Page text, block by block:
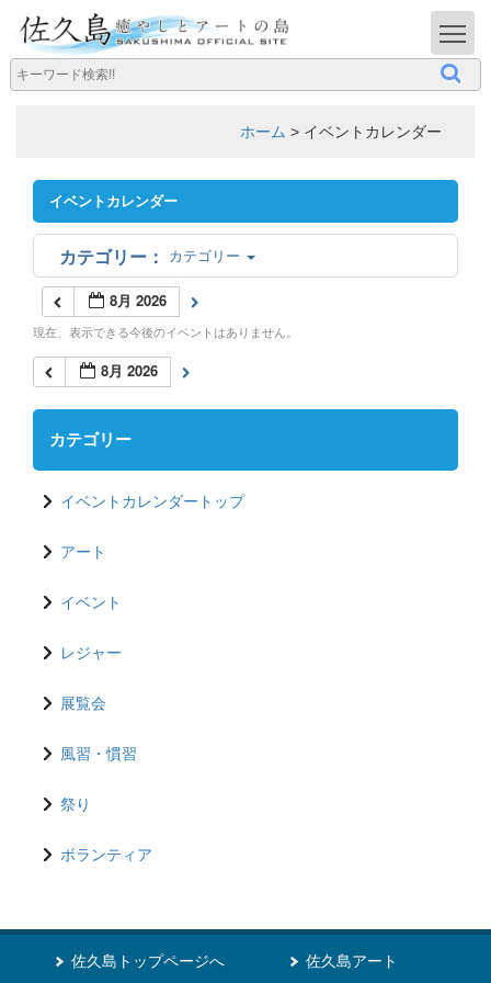
ホーム > イベントカレンダー
イベントカレンダー
カテゴリー
8月 2026
現在、表示できる今後のイベントはありません。
8月 2026
カテゴリー
イベントカレンダートップ
アート
イベント
レジャー
展覧会
風習・慣習
祭り
ボランティア
佐久島トップページへ 佐久島アート